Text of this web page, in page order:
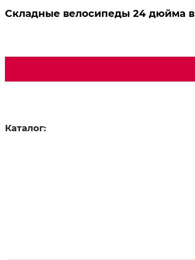
Складные велосипеды 24 дюйма
Каталог: